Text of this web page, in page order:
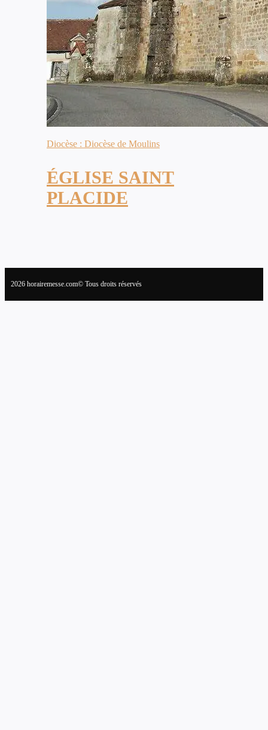
Diocèse : Diocèse de Moulins
ÉGLISE SAINT
PLACIDE
2026 horairemesse.com© Tous droits réservés